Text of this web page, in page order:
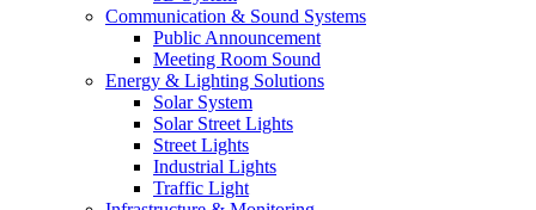
Communication & Sound Systems
Public Announcement
Meeting Room Sound
Energy & Lighting Solutions
Solar System
Solar Street Lights
Street Lights
Industrial Lights
Traffic Light